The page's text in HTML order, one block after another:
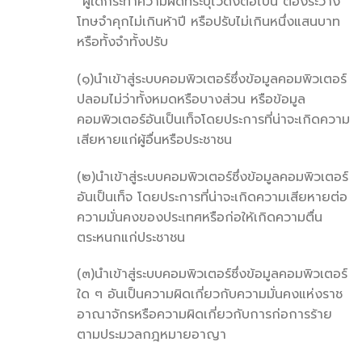
โทษจำคุกไม่เกินห้าปี หรือปรับไม่เกินหนึ่งแสนบาท
หรือทั้งจำทั้งปรับ
(๑)นำเข้าสู่ระบบคอมพิวเตอร์ซึ่งข้อมูลคอมพิวเตอร์
ปลอมไม่ว่าทั้งหมดหรือบางส่วน หรือข้อมูล
คอมพิวเตอร์อันเป็นเท็จโดยประการที่น่าจะเกิดความ
เสียหายแก่ผู้อื่นหรือประชาชน
(๒)นำเข้าสู่ระบบคอมพิวเตอร์ซึ่งข้อมูลคอมพิวเตอร์
อันเป็นเท็จ โดยประการที่น่าจะเกิดความเสียหายต่อ
ความมั่นคงของประเทศหรือก่อให้เกิดความตื่น
ตระหนกแก่ประชาชน
(๓)นำเข้าสู่ระบบคอมพิวเตอร์ซึ่งข้อมูลคอมพิวเตอร์
ใด ๆ อันเป็นความผิดเกี่ยวกับความมั่นคงแห่งราช
อาณาจักรหรือความผิดเกี่ยวกับการก่อการร้าย
ตามประมวลกฎหมายอาญา